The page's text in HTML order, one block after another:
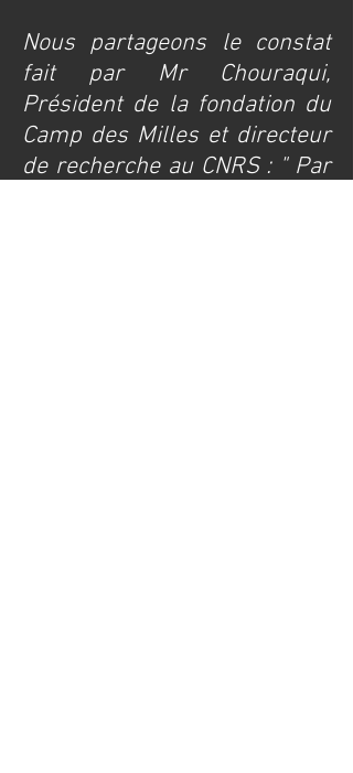
Nous partageons le constat
fait par Mr Chouraqui,
Président de la fondation du
Camp des Milles et directeur
de recherche au CNRS : " Par